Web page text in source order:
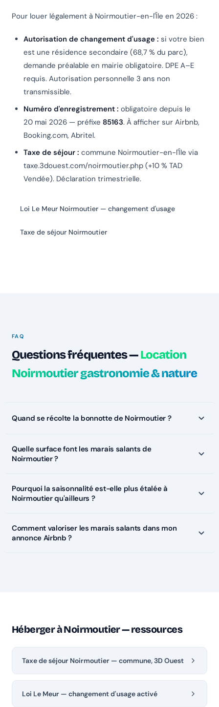
Pour louer légalement à Noirmoutier-en-l'Île en 2026 :
Autorisation de changement d'usage : si votre bien
est une résidence secondaire (68,7 % du parc),
demande préalable en mairie obligatoire. DPE A–E
requis. Autorisation personnelle 3 ans non
transmissible.
Numéro d'enregistrement : obligatoire depuis le
20 mai 2026 — préfixe 85163. À afficher sur Airbnb,
Booking.com, Abritel.
Taxe de séjour : commune Noirmoutier-en-l'Île via
taxe.3douest.com/noirmoutier.php (+10 % TAD
Vendée). Déclaration trimestrielle.
Loi Le Meur Noirmoutier — changement d'usage
Taxe de séjour Noirmoutier
FAQ
Questions fréquentes —Location
Noirmoutier gastronomie & nature
Quand se récolte la bonnotte de Noirmoutier ?
Quelle surface font les marais salants de
Noirmoutier ?
Pourquoi la saisonnalité est-elle plus étalée à
Noirmoutier qu'ailleurs ?
Comment valoriser les marais salants dans mon
annonce Airbnb ?
Héberger à Noirmoutier — ressources
Taxe de séjour Noirmoutier — commune, 3D Ouest
Loi Le Meur — changement d'usage activé